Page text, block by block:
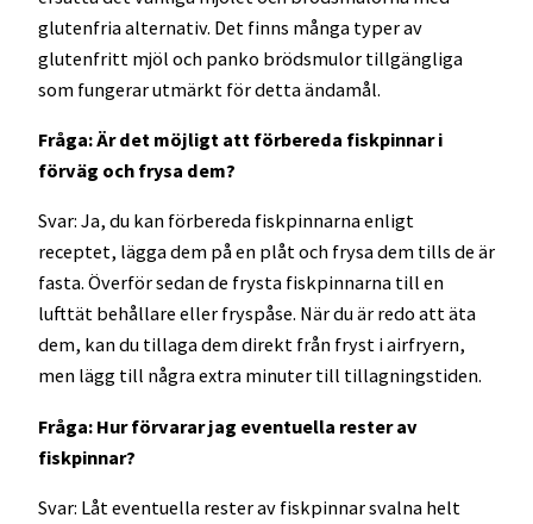
glutenfria alternativ. Det finns många typer av
glutenfritt mjöl och panko brödsmulor tillgängliga
som fungerar utmärkt för detta ändamål.
Fråga: Är det möjligt att förbereda fiskpinnar i
förväg och frysa dem?
Svar: Ja, du kan förbereda fiskpinnarna enligt
receptet, lägga dem på en plåt och frysa dem tills de är
fasta. Överför sedan de frysta fiskpinnarna till en
lufttät behållare eller fryspåse. När du är redo att äta
dem, kan du tillaga dem direkt från fryst i airfryern,
men lägg till några extra minuter till tillagningstiden.
Fråga: Hur förvarar jag eventuella rester av
fiskpinnar?
Svar: Låt eventuella rester av fiskpinnar svalna helt